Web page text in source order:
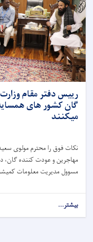
رییس دفتر مقام
گان کشور های
میکنند
نکات فوق را محترم مولوی
مهاجرین و عودت کننده گان،
مسوول مدیریت معلومات
بیشتر...